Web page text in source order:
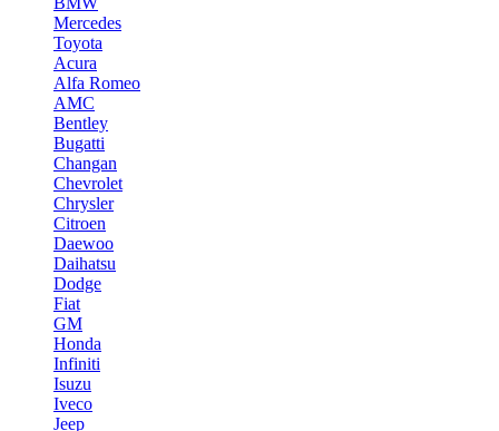
Mercedes
Toyota
Acura
Alfa Romeo
AMC
Bentley
Bugatti
Changan
Chevrolet
Chrysler
Citroen
Daewoo
Daihatsu
Dodge
Fiat
GM
Honda
Infiniti
Isuzu
Iveco
Jeep